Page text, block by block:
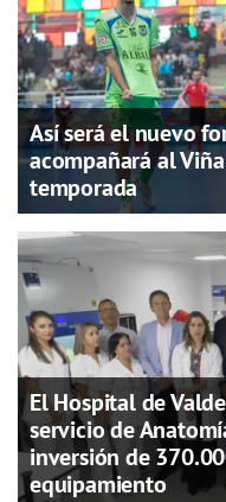
Así será el nuevo
acompañará al
temporada
El Hospital de
servicio de
inversión de
equipamiento